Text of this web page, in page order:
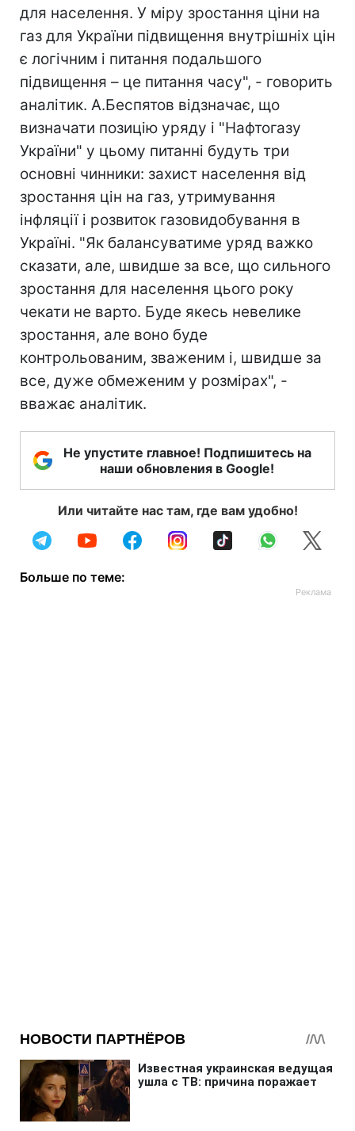
для населення. У міру зростання ціни на
газ для України підвищення внутрішніх цін
є логічним і питання подальшого
підвищення – це питання часу", - говорить
аналітик. А.Беспятов відзначає, що
визначати позицію уряду і "Нафтогазу
України" у цьому питанні будуть три
основні чинники: захист населення від
зростання цін на газ, утримування
інфляції і розвиток газовидобування в
Україні. "Як балансуватиме уряд важко
сказати, але, швидше за все, що сильного
зростання для населення цього року
чекати не варто. Буде якесь невелике
зростання, але воно буде
контрольованим, зваженим і, швидше за
все, дуже обмеженим у розмірах", -
вважає аналітик.
Не упустите главное! Подпишитесь на
наши обновления в Google!
Или читайте нас там, где вам удобно!
Больше по теме: